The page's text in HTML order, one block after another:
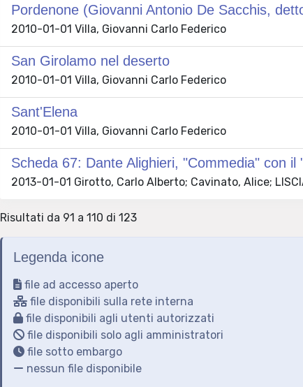
Pordenone (Giovanni Antonio De Sacchis,
2010-01-01 Villa, Giovanni Carlo Federico
San Girolamo nel deserto
2010-01-01 Villa, Giovanni Carlo Federico
Sant'Elena
2010-01-01 Villa, Giovanni Carlo Federico
Scheda 67: Dante Alighieri, "Commedia" con
2013-01-01 Girotto, Carlo Alberto; Cavinato, Alice;
Risultati da 91 a 110 di 123
Legenda icone
file ad accesso aperto
file disponibili sulla rete interna
file disponibili agli utenti autorizzati
file disponibili solo agli amministratori
file sotto embargo
nessun file disponibile